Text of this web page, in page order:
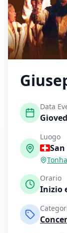
Data
Luogo
Orario
Inizio